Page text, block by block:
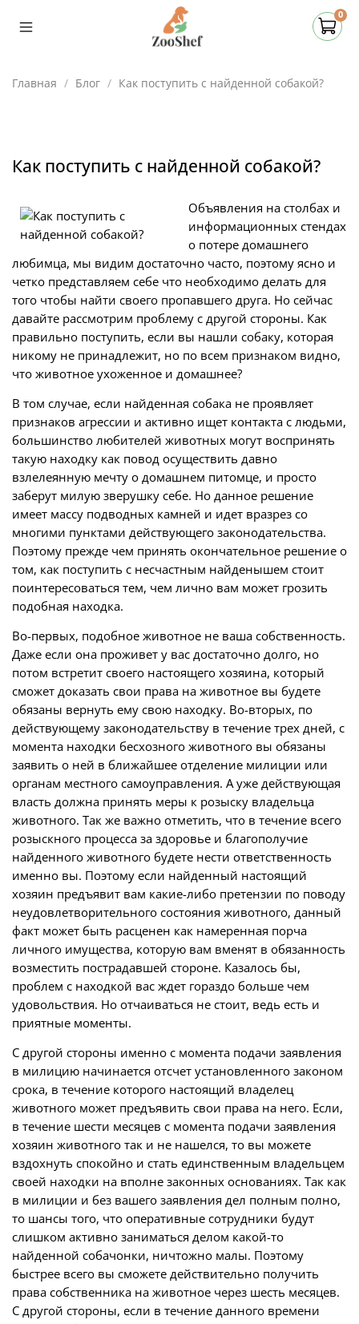
0
Главная Блог Как поступить с найденной собакой?
Как поступить с найденной собакой?
Объявления на столбах и
информационных стендах
о потере домашнего
любимца, мы видим достаточно часто, поэтому ясно и
четко представляем себе что необходимо делать для
того чтобы найти своего пропавшего друга. Но сейчас
давайте рассмотрим проблему с другой стороны. Как
правильно поступить, если вы нашли собаку, которая
никому не принадлежит, но по всем признаком видно,
что животное ухоженное и домашнее?
В том случае, если найденная собака не проявляет
признаков агрессии и активно ищет контакта с людьми,
большинство любителей животных могут воспринять
такую находку как повод осуществить давно
взлелеянную мечту о домашнем питомце, и просто
заберут милую зверушку себе. Но данное решение
имеет массу подводных камней и идет вразрез со
многими пунктами действующего законодательства.
Поэтому прежде чем принять окончательное решение о
том, как поступить с несчастным найденышем стоит
поинтересоваться тем, чем лично вам может грозить
подобная находка.
Во-первых, подобное животное не ваша собственность.
Даже если она проживет у вас достаточно долго, но
потом встретит своего настоящего хозяина, который
сможет доказать свои права на животное вы будете
обязаны вернуть ему свою находку. Во-вторых, по
действующему законодательству в течение трех дней, с
момента находки бесхозного животного вы обязаны
заявить о ней в ближайшее отделение милиции или
органам местного самоуправления. А уже действующая
власть должна принять меры к розыску владельца
животного. Так же важно отметить, что в течение всего
розыскного процесса за здоровье и благополучие
найденного животного будете нести ответственность
именно вы. Поэтому если найденный настоящий
хозяин предъявит вам какие-либо претензии по поводу
неудовлетворительного состояния животного, данный
факт может быть расценен как намеренная порча
личного имущества, которую вам вменят в обязанность
возместить пострадавшей стороне. Казалось бы,
проблем с находкой вас ждет гораздо больше чем
удовольствия. Но отчаиваться не стоит, ведь есть и
приятные моменты.
С другой стороны именно с момента подачи заявления
в милицию начинается отсчет установленного законом
срока, в течение которого настоящий владелец
животного может предъявить свои права на него. Если,
в течение шести месяцев с момента подачи заявления
хозяин животного так и не нашелся, то вы можете
вздохнуть спокойно и стать единственным владельцем
своей находки на вполне законных основаниях. Так как
в милиции и без вашего заявления дел полным полно,
то шансы того, что оперативные сотрудники будут
слишком активно заниматься делом какой-то
найденной собачонки, ничтожно малы. Поэтому
быстрее всего вы сможете действительно получить
права собственника на животное через шесть месяцев.
С другой стороны, если в течение данного времени